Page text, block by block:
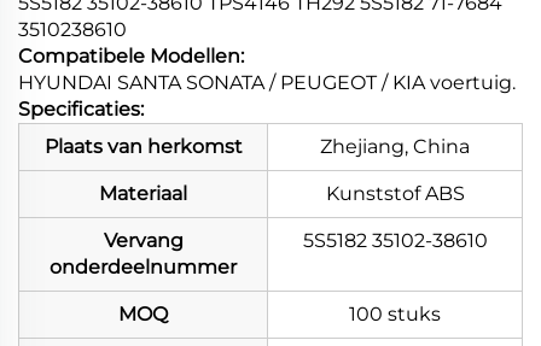
3510238610
Compatibele Modellen:
HYUNDAI SANTA SONATA / PEUGEOT / KIA voertuig.
Specificaties:
Plaats van herkomst
Zhejiang, China
Materiaal Kunststof ABS
Vervang
onderdeelnummer
5S5182 35102-38610
MOQ 100 stuks